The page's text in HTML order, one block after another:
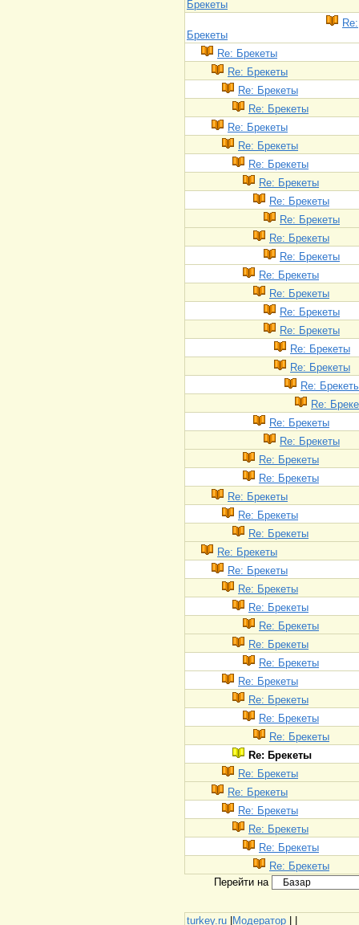
Брекеты
Re:
Брекеты
Re: Брекеты
Re: Брекеты
Re: Брекеты
Re: Брекеты
Re: Брекеты
Re: Брекеты
Re: Брекеты
Re: Брекеты
Re: Брекеты
Re: Брекеты
Re: Брекеты
Re: Брекеты
Re: Брекеты
Re: Брекеты
Re: Брекеты
Re: Брекеты
Re: Брекеты
Re: Брекеты
Re:
Re:
Re: Брекеты
Re: Брекеты
Re: Брекеты
Re: Брекеты
Re: Брекеты
Re: Брекеты
Re: Брекеты
Re: Брекеты
Re: Брекеты
Re: Брекеты
Re: Брекеты
Re: Брекеты
Re: Брекеты
Re: Брекеты
Re: Брекеты
Re: Брекеты
Re: Брекеты
Re: Брекеты
Re: Брекеты
Re: Брекеты
Re: Брекеты
Re: Брекеты
Re: Брекеты
Re: Брекеты
Re: Брекеты
Перейти на
turkey.ru |Модератор | |